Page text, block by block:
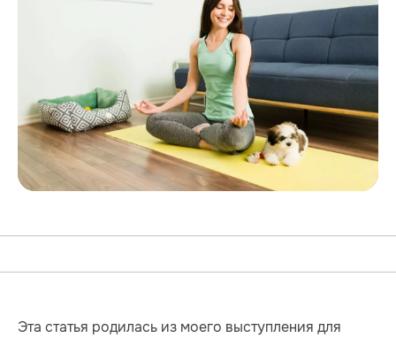
Эта статья родилась из моего выступления для